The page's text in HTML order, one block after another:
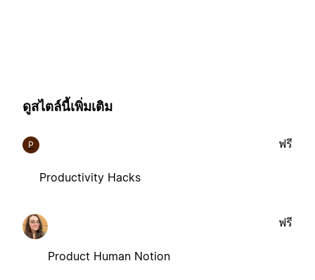
ดูสไตล์นี้เพิ่มเติม
P
Productivity Hacks
ฟรี
Product Human Notion
ฟรี